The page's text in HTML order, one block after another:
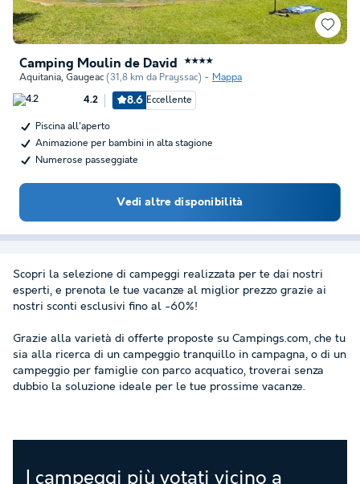
Camping Moulin de David ★★★★
Aquitania, Gaugeac (31,8 km da Prayssac) Mappa
4.2 8.6 Eccellente
Piscina all'aperto
Animazione per bambini in alta stagione
Numerose passeggiate
Vedi altre disponibilità
Scopri la selezione di campeggi realizzata per te dai nostri
esperti, e prenota le tue vacanze al miglior prezzo grazie ai
nostri sconti esclusivi fino al -60%!
Grazie alla varietà di offerte proposte su Campings.com, che tu
sia alla ricerca di un campeggio tranquillo in campagna, o di un
campeggio per famiglie con parco acquatico, troverai senza
dubbio la soluzione ideale per le tue prossime vacanze.
I campeggi più votati vicino a